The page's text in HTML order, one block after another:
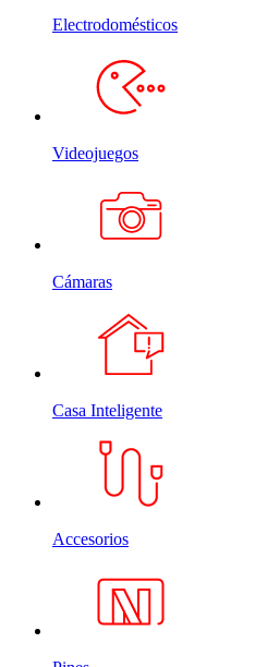
Electrodomésticos
Videojuegos
Cámaras
Casa Inteligente
Accesorios